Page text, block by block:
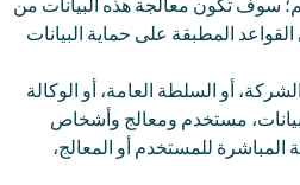
سوف تكون معالجة هذه البيانات من
المطبقة على حماية البيانات
أو السلطة العامة، أو الوكالة
مستخدم ومعالج وأشخاص
للمستخدم أو المعالج،